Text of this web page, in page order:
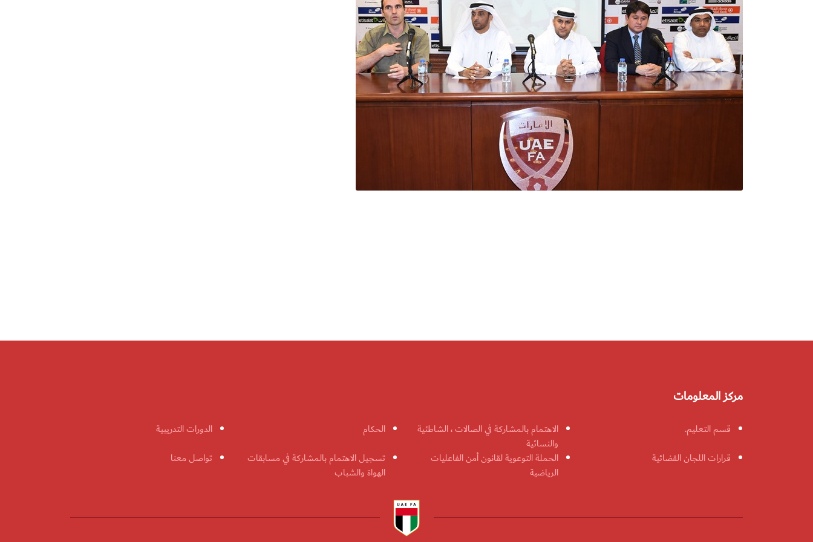
مركز المعلومات
قسم التعليم.
الاهتمام بالمشاركة في الصالات ، الشاطئية
والنسائية
الحكام
الدورات التدريبية
قرارات اللجان القضائية
الحملة التوعوية لقانون أمن الفاعليات
الرياضية
تسجيل الاهتمام بالمشاركة في مسابقات
الهواة والشباب
تواصل معنا